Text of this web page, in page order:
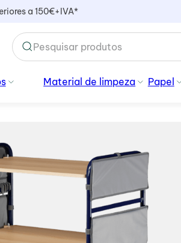
a 150€+IVA*
Material de limpeza Papel